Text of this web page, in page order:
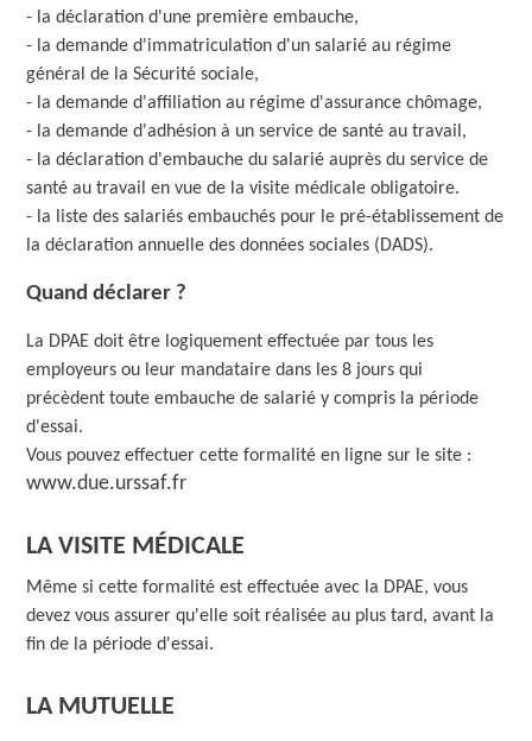
- la déclaration d'une première embauche,
- la demande d'immatriculation d'un salarié au régime
général de la Sécurité sociale,
- la demande d'affiliation au régime d'assurance chômage,
- la demande d'adhésion à un service de santé au travail,
- la déclaration d'embauche du salarié auprès du service de
santé au travail en vue de la visite médicale obligatoire.
- la liste des salariés embauchés pour le pré-établissement de
la déclaration annuelle des données sociales (DADS).
Quand déclarer ?
La DPAE doit être logiquement effectuée par tous les
employeurs ou leur mandataire dans les 8 jours qui
précèdent toute embauche de salarié y compris la période
d'essai.
Vous pouvez effectuer cette formalité en ligne sur le site :
www.due.urssaf.fr
LA VISITE MÉDICALE
Même si cette formalité est effectuée avec la DPAE, vous
devez vous assurer qu'elle soit réalisée au plus tard, avant la
fin de la période d'essai.
LA MUTUELLE